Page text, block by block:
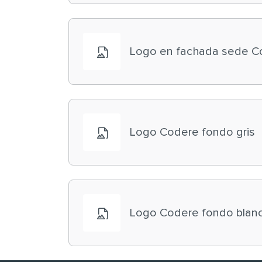
Logo en fachada sede
Logo Codere fondo gris
Logo Codere fondo